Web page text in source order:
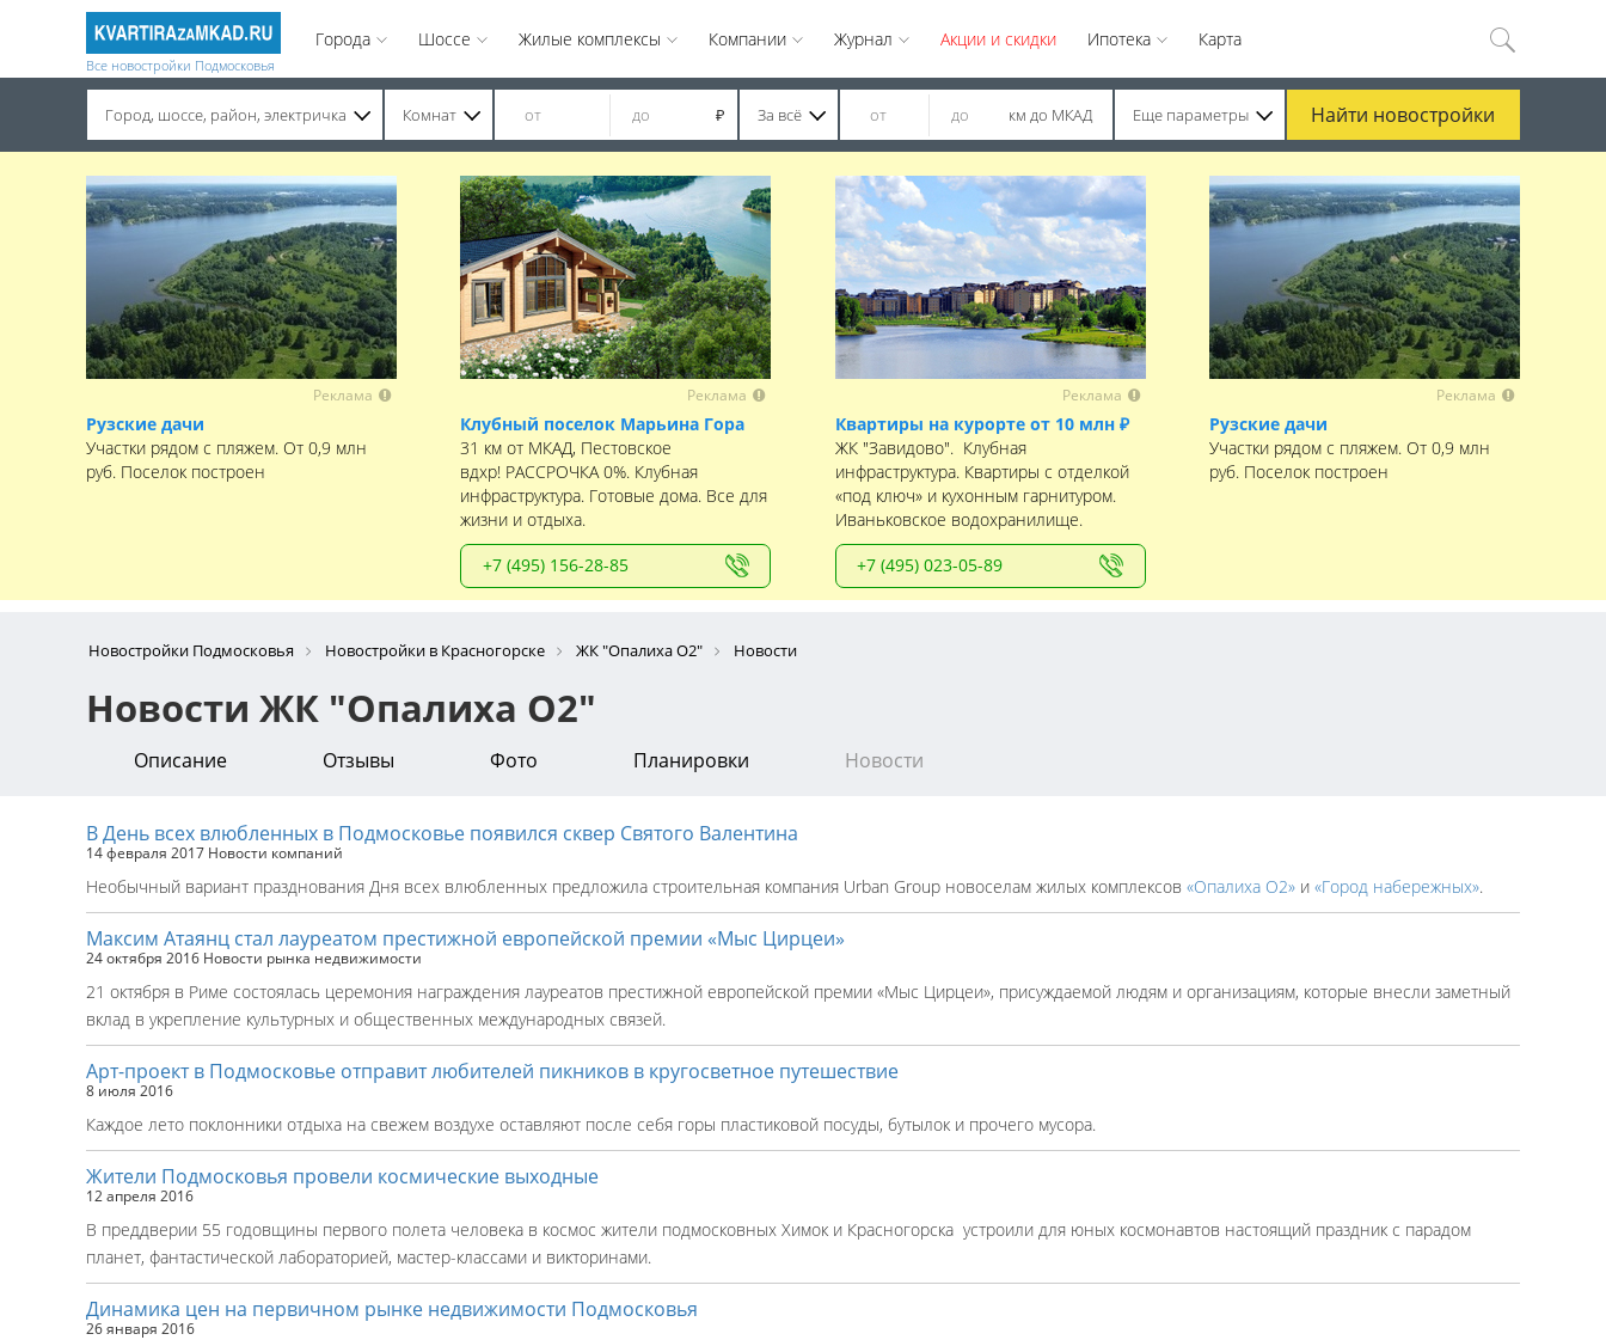
Все новостройки Подмосковья
Города Шоссе Жилые комплексы Компании Журнал Акции и скидки Ипотека Карта
Город, шоссе, район, электричка Комнат ₽ За всё км до МКАД Еще параметры Найти новостройки
Реклама
Рузские дачи
Участки рядом с пляжем. От 0,9 млн
руб. Поселок построен
Реклама
Клубный поселок Марьина Гора
31 км от МКАД, Пестовское
вдхр! РАССРОЧКА 0%. Клубная
инфраструктура. Готовые дома. Все для
жизни и отдыха.
+7 (495) 156-28-85
Реклама
Квартиры на курорте от 10 млн ₽
ЖК "Завидово". Клубная
инфраструктура. Квартиры с отделкой
«под ключ» и кухонным гарнитуром.
Иваньковское водохранилище.
+7 (495) 023-05-89
Реклама
Рузские дачи
Участки рядом с пляжем. От 0,9 млн
руб. Поселок построен
Новостройки Подмосковья Новостройки в Красногорске ЖК "Опалиха О2" Новости
Новости ЖК "Опалиха О2"
Описание Отзывы Фото Планировки Новости
В День всех влюбленных в Подмосковье появился сквер Святого Валентина
14 февраля 2017 Новости компаний
Необычный вариант празднования Дня всех влюбленных предложила строительная компания Urban Group новоселам жилых комплексов «Опалиха О2» и «Город набережных».
Максим Атаянц стал лауреатом престижной европейской премии «Мыс Цирцеи»
24 октября 2016 Новости рынка недвижимости
21 октября в Риме состоялась церемония награждения лауреатов престижной европейской премии «Мыс Цирцеи», присуждаемой людям и организациям, которые внесли заметный
вклад в укрепление культурных и общественных международных связей.
Арт-проект в Подмосковье отправит любителей пикников в кругосветное путешествие
8 июля 2016
Каждое лето поклонники отдыха на свежем воздухе оставляют после себя горы пластиковой посуды, бутылок и прочего мусора.
Жители Подмосковья провели космические выходные
12 апреля 2016
В преддверии 55 годовщины первого полета человека в космос жители подмосковных Химок и Красногорска устроили для юных космонавтов настоящий праздник с парадом
планет, фантастической лабораторией, мастер-классами и викторинами.
Динамика цен на первичном рынке недвижимости Подмосковья
26 января 2016